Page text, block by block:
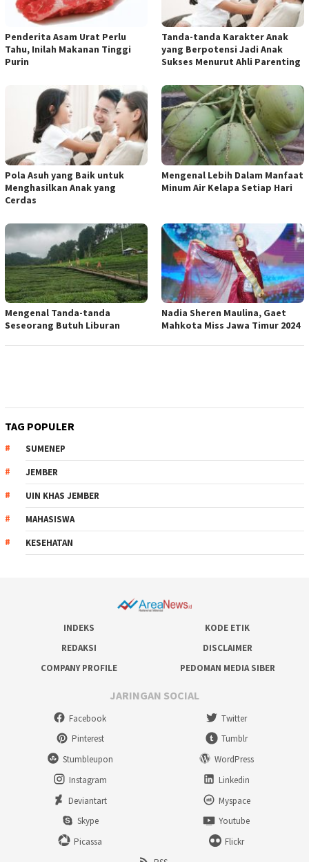
Penderita Asam Urat Perlu
Tahu, Inilah Makanan Tinggi
Purin
Tanda-tanda Karakter Anak
yang Berpotensi Jadi Anak
Sukses Menurut Ahli Parenting
Pola Asuh yang Baik untuk
Menghasilkan Anak yang
Cerdas
Mengenal Lebih Dalam Manfaat
Minum Air Kelapa Setiap Hari
Mengenal Tanda-tanda
Seseorang Butuh Liburan
Nadia Sheren Maulina, Gaet
Mahkota Miss Jawa Timur 2024
TAG POPULER
SUMENEP
JEMBER
UIN KHAS JEMBER
MAHASISWA
KESEHATAN
INDEKS
KODE ETIK
REDAKSI
DISCLAIMER
COMPANY PROFILE
PEDOMAN MEDIA SIBER
JARINGAN SOCIAL
Facebook
Twitter
Pinterest
Tumblr
Stumbleupon
WordPress
Instagram
Linkedin
Deviantart
Myspace
Skype
Youtube
Picassa
Flickr